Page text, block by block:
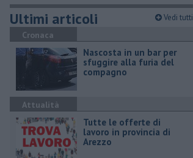
Ultimi articoli Vedi tutti
Cronaca
Nascosta in un bar per
sfuggire alla furia del
compagno
Attualità
​Tutte le offerte di
lavoro in provincia di
Arezzo